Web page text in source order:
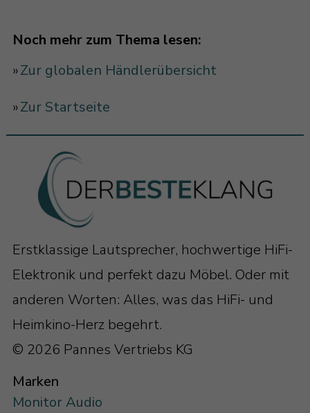
Noch mehr zum Thema lesen:
»Zur globalen Händlerübersicht
»Zur Startseite
Erstklassige Lautsprecher, hochwertige HiFi-
Elektronik und perfekt dazu Möbel. Oder mit
anderen Worten: Alles, was das HiFi- und
Heimkino-Herz begehrt.
© 2026 Pannes Vertriebs KG
Marken
Monitor Audio